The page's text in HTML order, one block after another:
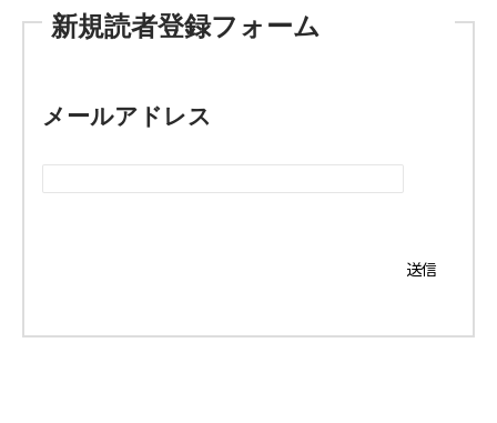
新規読者登録フォーム
メールアドレス